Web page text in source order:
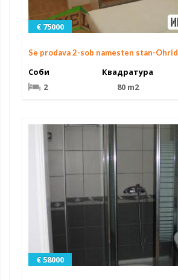
€ 75000
Se prodava 2-sob namesten stan-Ohrid
Соби
2
Квадратура
80 m2
€ 58000